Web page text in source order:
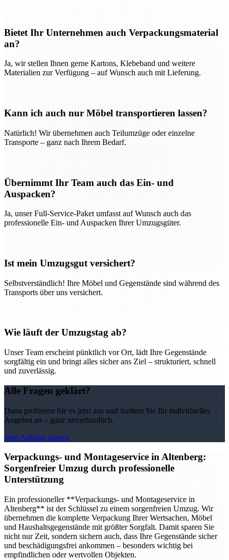
Bietet Ihr Unternehmen auch Verpackungsmaterial
an?
Ja, wir stellen Ihnen gerne Kartons, Klebeband und weitere
Materialien zur Verfügung – auf Wunsch auch mit Lieferung.
Kann ich auch nur Möbel transportieren lassen?
Natürlich! Wir übernehmen auch Teilumzüge oder einzelne
Transporte – ganz nach Ihrem Bedarf.
Übernimmt Ihr Team auch das Ein- und
Auspacken?
Ja, unser Full-Service-Paket umfasst auf Wunsch auch das
professionelle Ein- und Auspacken Ihrer Umzugsgüter.
Ist mein Umzugsgut versichert?
Selbstverständlich! Ihre Möbel und Gegenstände sind während des
Transports über uns versichert.
Wie läuft der Umzugstag ab?
Unser Team erscheint pünktlich vor Ort, lädt Ihre Gegenstände
sorgfältig ein und bringt alles sicher ans Ziel – strukturiert, schnell
und zuverlässig.
Alle Fragen geklärt?
Dann probieren Sie es jetzt aus und fordern Sie Ihr individuelles
Angebot an – ganz unverbindlich.
Jetzt Anfrage starten
Verpackungs- und Montageservice in Altenberg:
Sorgenfreier Umzug durch professionelle
Unterstützung
Ein professioneller **Verpackungs- und Montageservice in
Altenberg** ist der Schlüssel zu einem sorgenfreien Umzug. Wir
übernehmen die komplette Verpackung Ihrer Wertsachen, Möbel
und Haushaltsgegenstände mit größter Sorgfalt. Damit sparen Sie
nicht nur Zeit, sondern sichern auch, dass Ihre Gegenstände sicher
und beschädigungsfrei ankommen – besonders wichtig bei
empfindlichen oder wertvollen Objekten.